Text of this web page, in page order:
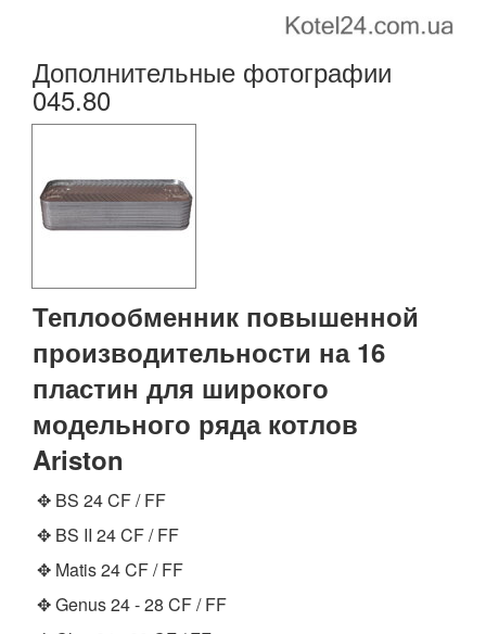
Дополнительные фотографии
045.80
Теплообменник повышенной
производительности на 16
пластин для широкого
модельного ряда котлов
Ariston
✥ BS 24 CF / FF
✥ BS ΙΙ 24 CF / FF
✥ Matis 24 CF / FF
✥ Genus 24 - 28 CF / FF